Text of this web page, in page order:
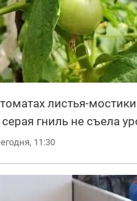
листья-мостики
гниль не съела
11:30